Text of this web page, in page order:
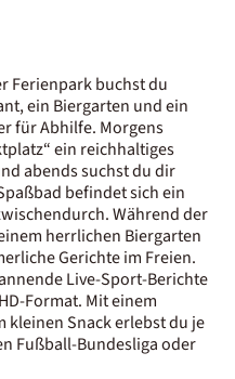
Ferienpark buchst du
ein Biergarten und ein
für Abhilfe. Morgens
ein reichhaltiges
abends suchst du dir
befindet sich ein
Während der
herrlichen Biergarten
Gerichte im Freien.
Live-Sport-Berichte
Format. Mit einem
kleinen Snack erlebst du je
Fußball-Bundesliga oder